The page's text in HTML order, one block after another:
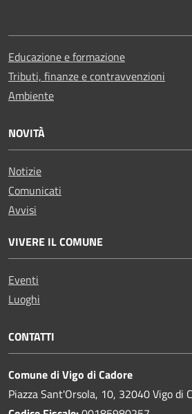
Educazione e formazione
Tributi, finanze e contravvenzioni
Ambiente
NOVITÀ
Notizie
Comunicati
Avvisi
VIVERE IL COMUNE
Eventi
Luoghi
CONTATTI
Comune di Vigo di Cadore
Piazza Sant'Orsola, 10, 32040 Vigo di